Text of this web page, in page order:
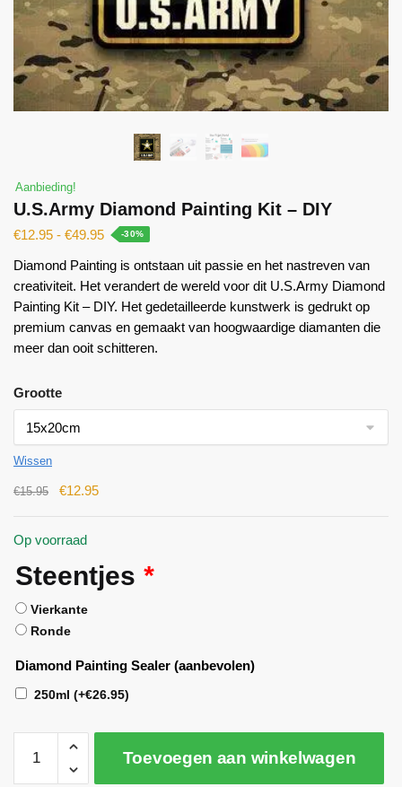
Aanbieding!
U.S.Army Diamond Painting Kit – DIY
€12.95 - €49.95 -30%
Diamond Painting is ontstaan ​​uit passie en het nastreven van
creativiteit. Het verandert de wereld voor dit U.S.Army Diamond
Painting Kit – DIY. Het gedetailleerde kunstwerk is gedrukt op
premium canvas en gemaakt van hoogwaardige diamanten die
meer dan ooit schitteren.
Grootte
Wissen
€15.95 €12.95
Op voorraad
Steentjes *
Vierkante
Ronde
Diamond Painting Sealer (aanbevolen)
250ml (+€26.95)
Toevoegen aan winkelwagen